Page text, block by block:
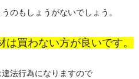
のもしょうがないでしょう。
買わない方が良いです。
法行為になりますので